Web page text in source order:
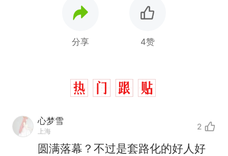
分享 4赞
心梦雪
上海 2
圆满落幕？不过是套路化的好人好